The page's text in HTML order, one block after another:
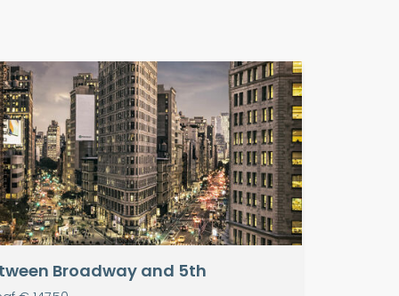
Broadway and 5th